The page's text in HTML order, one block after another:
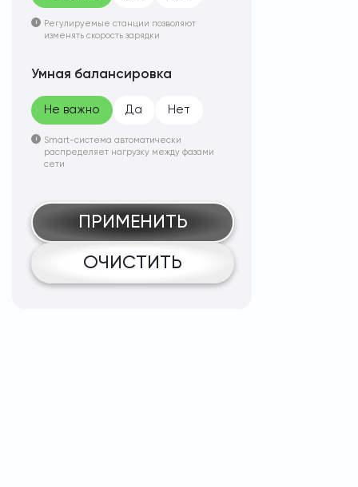
Регулируемые станции позволяют
изменять скорость зарядки
Умная балансировка
Не важно Да Нет
Smart-система автоматически
распределяет нагрузку между фазами
сети
ПРИМЕНИТЬ
ОЧИСТИТЬ